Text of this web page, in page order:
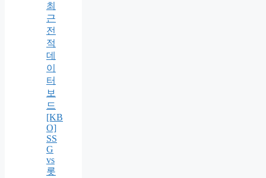
최
근
전
적
데
이
터
보
드
[KB
O]
SS
G
vs
롯